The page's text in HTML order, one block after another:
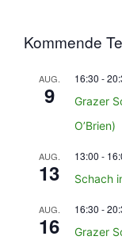
Kommende
AUG.
9
16:30 -
Grazer
O’Brien)
AUG.
13
13:00 -
Schach
AUG.
16
16:30 -
Grazer